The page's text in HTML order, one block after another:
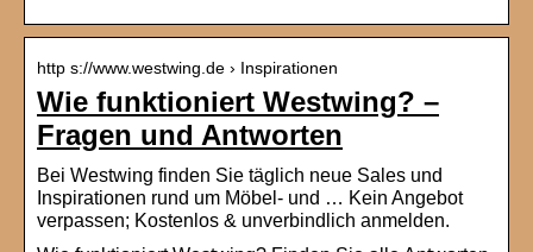
http s://www.westwing.de › Inspirationen
Wie funktioniert Westwing? –
Fragen und Antworten
Bei Westwing finden Sie täglich neue Sales und
Inspirationen rund um Möbel- und … Kein Angebot
verpassen; Kostenlos & unverbindlich anmelden.